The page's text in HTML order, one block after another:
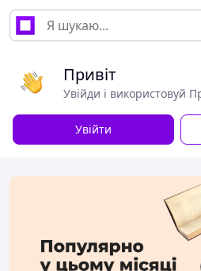
Привіт
Увійди і використовуй
Увійти